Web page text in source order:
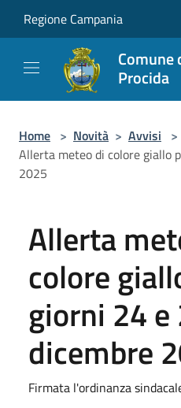
Regione Campania
Comune
Procida
Home > Novità > Avvisi >
Allerta meteo di colore giallo
2025
Allerta
colore
giorni 24 e
dicembre
Firmata l'ordinanza